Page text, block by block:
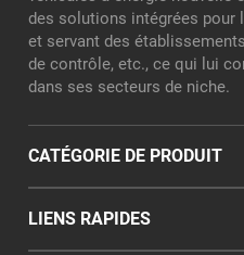
des solutions intégrées pour
et servant des
de contrôle, etc., ce qui lui
dans ses secteurs de niche.
CATÉGORIE DE PRODUIT
LIENS RAPIDES